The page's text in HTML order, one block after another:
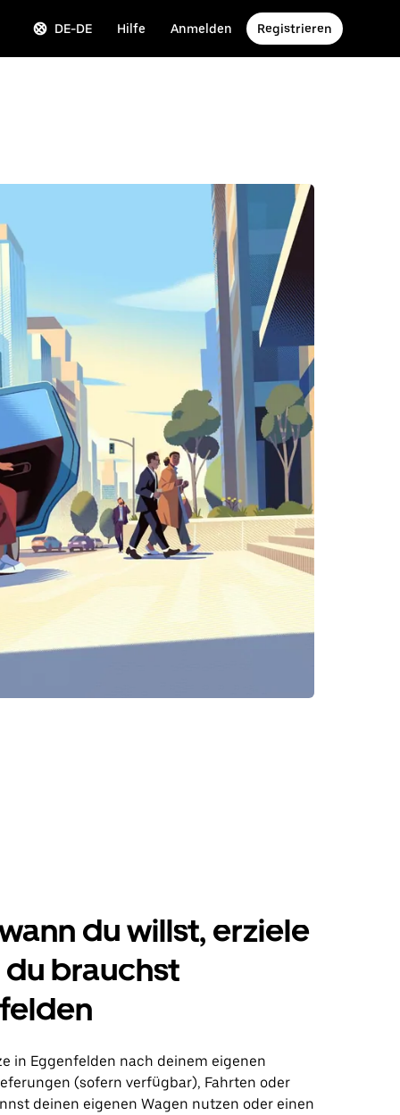
DE-DE Hilfe Anmelden Registrieren
du willst, erziele
du brauchst
in Eggenfelden nach deinem eigenen
(sofern verfügbar), Fahrten oder
deinen eigenen Wagen nutzen oder einen